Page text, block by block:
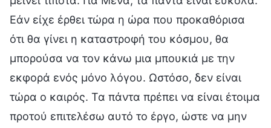
Εάν είχε έρθει τώρα η ώρα που προκαθόρισα
ότι θα γίνει η καταστροφή του κόσμου, θα
μπορούσα να τον κάνω μια μπουκιά με την
εκφορά ενός μόνο λόγου. Ωστόσο, δεν είναι
τώρα ο καιρός. Τα πάντα πρέπει να είναι έτοιμα
προτού επιτελέσω αυτό το έργο, ώστε να μην